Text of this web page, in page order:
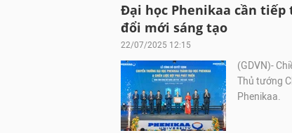
Đại học Phenikaa cần
đổi mới sáng tạo
22/07/2025 12:15
(GDVN)-
Thủ tướng
Phenikaa.